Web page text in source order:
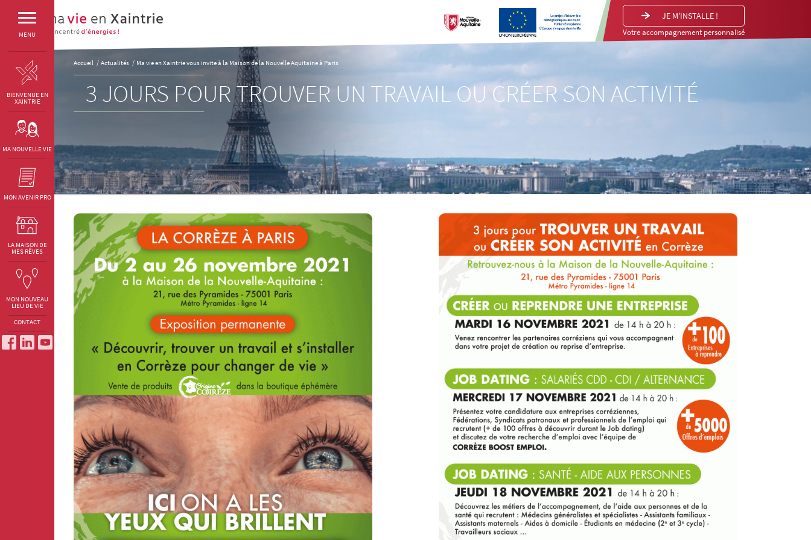
MENU
BIENVENUE EN
XAINTRIE
MA NOUVELLE VIE
MON AVENIR PRO
LA MAISON DE
MES RÊVES
MON NOUVEAU
LIEU DE VIE
CONTACT
JE M'INSTALLE !
Votre accompagnement personnalisé
Accueil Actualités Ma vie en Xaintrie vous invite à la Maison de la Nouvelle Aquitaine à Paris
3 JOURS POUR TROUVER UN TRAVAIL OU CRÉER SON ACTIVITÉ